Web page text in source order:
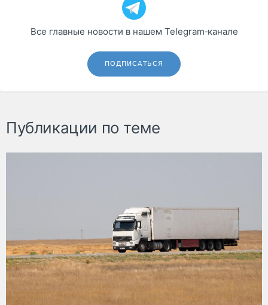
Все главные новости в нашем Telegram‑канале
ПОДПИСАТЬСЯ
Публикации по теме